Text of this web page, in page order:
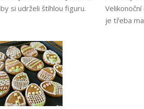
si udrželi štíhlou figuru.
je třeba
04